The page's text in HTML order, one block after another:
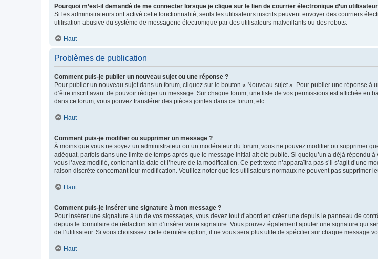
Pourquoi m’est-il demandé de me connecter lorsque je clique sur le lien de courrier électronique d’un
Si les administrateurs ont activé cette fonctionnalité, seuls les utilisateurs inscrits peuvent envoyer des courriers
utilisation abusive du système de messagerie électronique par des utilisateurs malveillants ou des robots.
Haut
Problèmes de publication
Comment puis-je publier un nouveau sujet ou une réponse ?
Pour publier un nouveau sujet dans un forum, cliquez sur le bouton « Nouveau sujet ». Pour publier une réponse
d’être inscrit avant de pouvoir rédiger un message. Sur chaque forum, une liste de vos permissions est affichée en
dans ce forum, vous pouvez transférer des pièces jointes dans ce forum, etc.
Haut
Comment puis-je modifier ou supprimer un message ?
À moins que vous ne soyez un administrateur ou un modérateur du forum, vous ne pouvez modifier ou supprimer
adéquat, parfois dans une limite de temps après que le message initial ait été publié. Si quelqu’un a déjà répondu
vous l’avez modifié, contenant la date et l’heure de la modification. Ce petit texte n’apparaîtra pas s’il s’agit
raison discrète concernant leur modification. Veuillez noter que les utilisateurs normaux ne peuvent pas supprimer
Haut
Comment puis-je insérer une signature à mon message ?
Pour insérer une signature à un de vos messages, vous devez tout d’abord en créer une depuis le panneau de
depuis le formulaire de rédaction afin d’insérer votre signature. Vous pouvez également ajouter une signature qui
de l’utilisateur. Si vous choisissez cette dernière option, il ne vous sera plus utile de spécifier sur chaque message
Haut